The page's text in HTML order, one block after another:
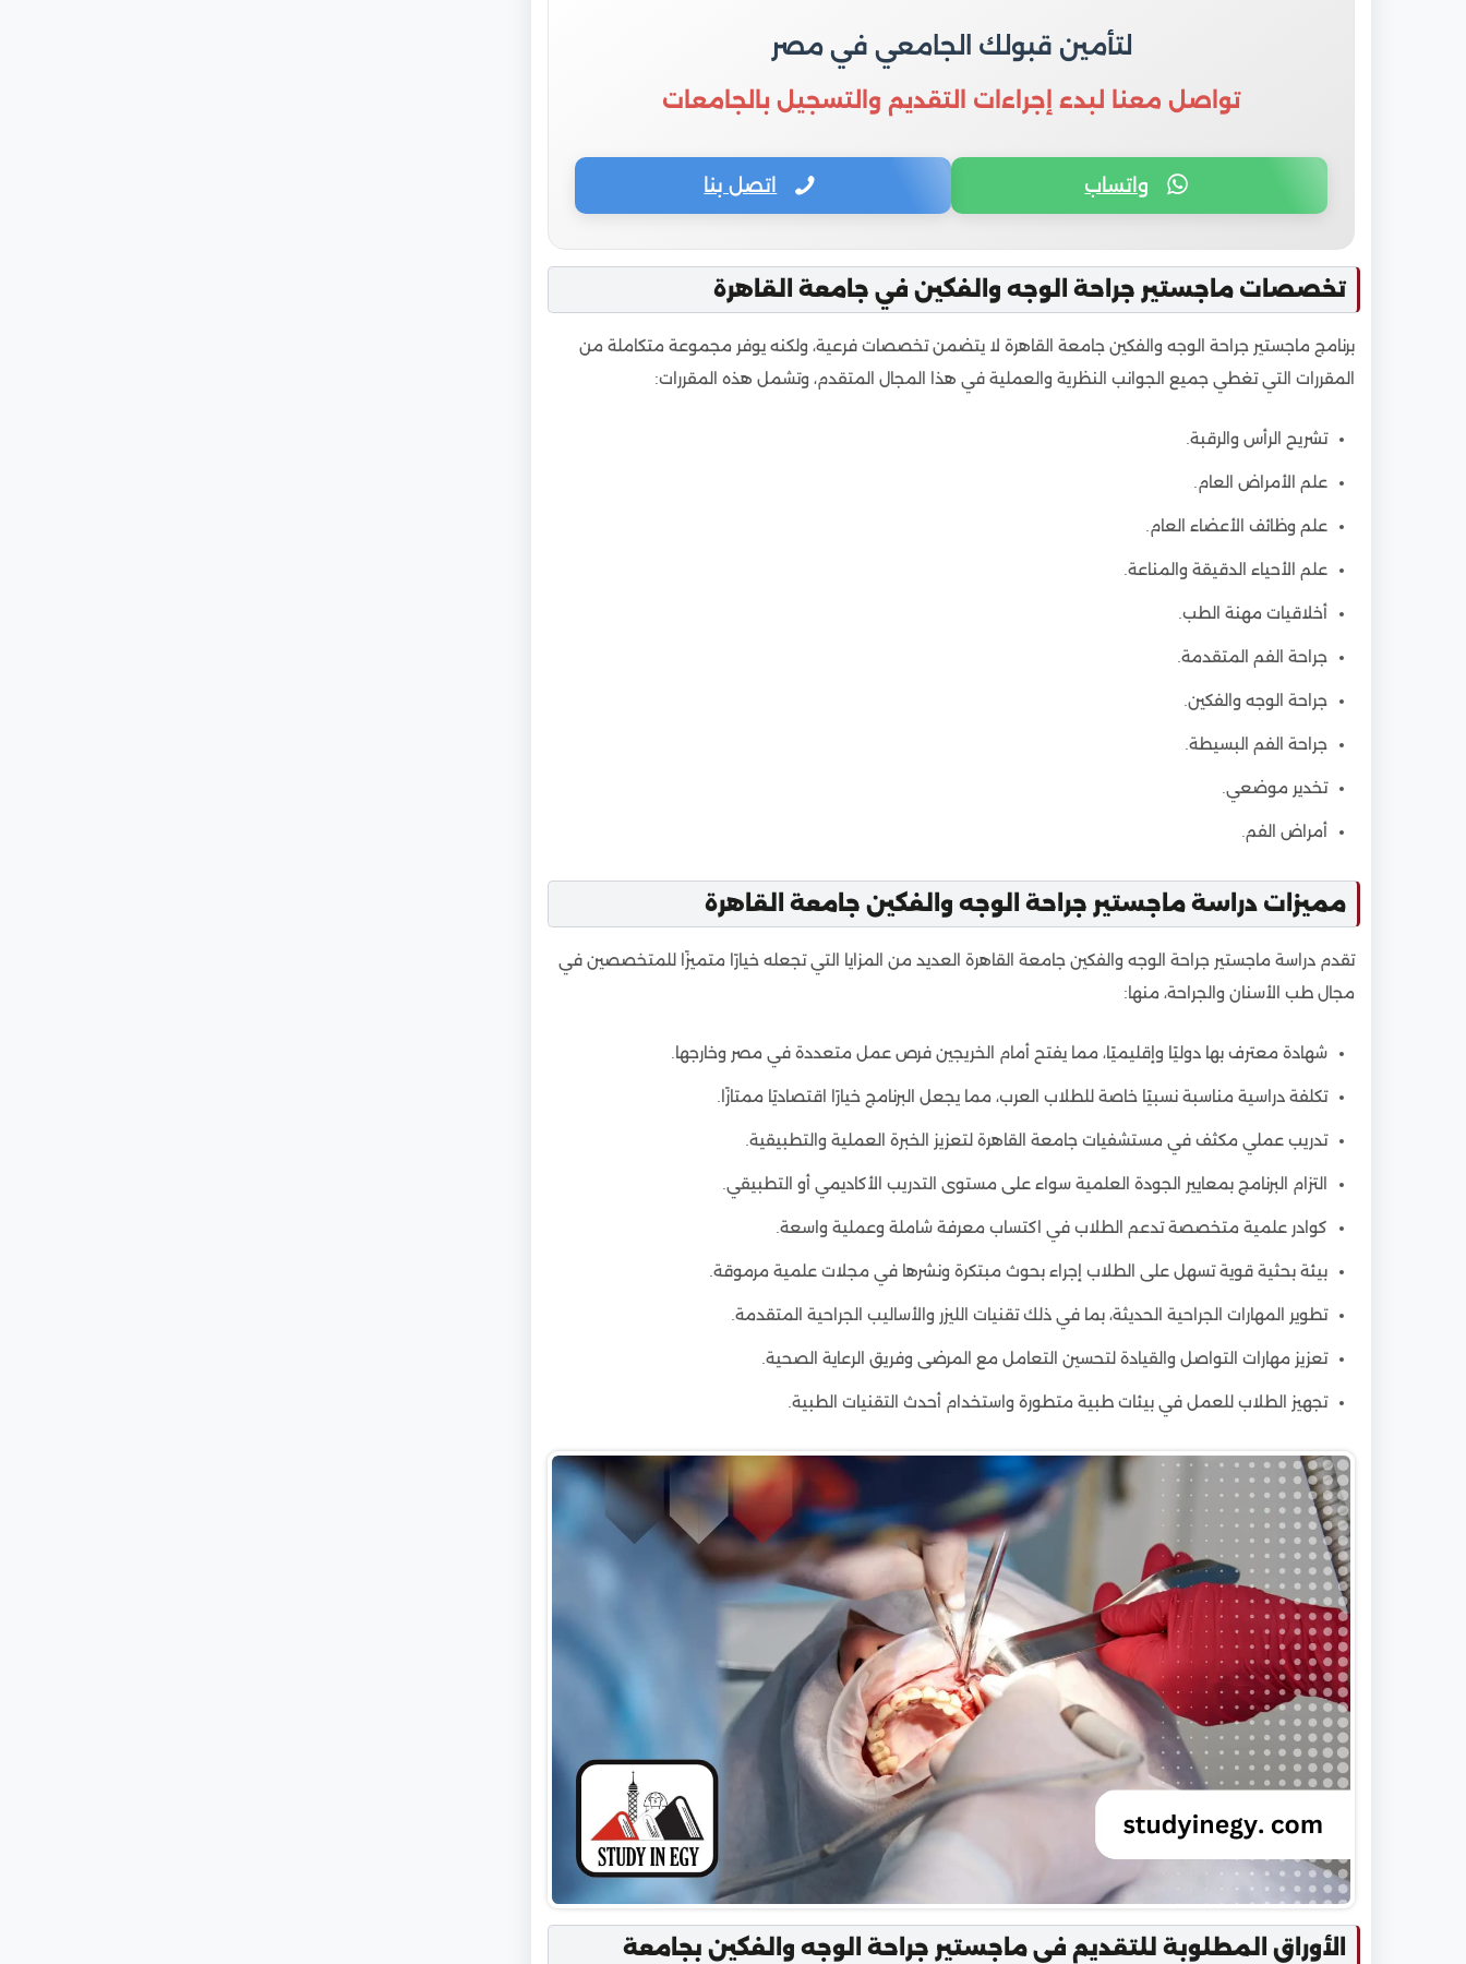
لتأمين قبولك الجامعي في مصر
تواصل معنا لبدء إجراءات التقديم والتسجيل بالجامعات
واتساب اتصل بنا
تخصصات ماجستير جراحة الوجه والفكين في جامعة القاهرة
برنامج ماجستير جراحة الوجه والفكين جامعة القاهرة لا يتضمن تخصصات فرعية، ولكنه يوفر مجموعة متكاملة من
المقررات التي تغطي جميع الجوانب النظرية والعملية في هذا المجال المتقدم، وتشمل هذه المقررات:
تشريح الرأس والرقبة.
علم الأمراض العام.
علم وظائف الأعضاء العام.
علم الأحياء الدقيقة والمناعة.
أخلاقيات مهنة الطب.
جراحة الفم المتقدمة.
جراحة الوجه والفكين.
جراحة الفم البسيطة.
تخدير موضعي.
أمراض الفم.
مميزات دراسة ماجستير جراحة الوجه والفكين جامعة القاهرة
تقدم دراسة ماجستير جراحة الوجه والفكين جامعة القاهرة العديد من المزايا التي تجعله خيارًا متميزًا للمتخصصين في
مجال طب الأسنان والجراحة، منها:
شهادة معترف بها دوليًا وإقليميًا، مما يفتح أمام الخريجين فرص عمل متعددة في مصر وخارجها.
تكلفة دراسية مناسبة نسبيًا خاصة للطلاب العرب، مما يجعل البرنامج خيارًا اقتصاديًا ممتازًا.
تدريب عملي مكثف في مستشفيات جامعة القاهرة لتعزيز الخبرة العملية والتطبيقية.
التزام البرنامج بمعايير الجودة العلمية سواء على مستوى التدريب الأكاديمي أو التطبيقي.
كوادر علمية متخصصة تدعم الطلاب في اكتساب معرفة شاملة وعملية واسعة.
بيئة بحثية قوية تسهل على الطلاب إجراء بحوث مبتكرة ونشرها في مجلات علمية مرموقة.
تطوير المهارات الجراحية الحديثة، بما في ذلك تقنيات الليزر والأساليب الجراحية المتقدمة.
تعزيز مهارات التواصل والقيادة لتحسين التعامل مع المرضى وفريق الرعاية الصحية.
تجهيز الطلاب للعمل في بيئات طبية متطورة واستخدام أحدث التقنيات الطبية.
الأوراق المطلوبة للتقديم في ماجستير جراحة الوجه والفكين بجامعة